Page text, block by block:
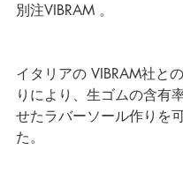
別注VIBRAM 。
イタリアの VIBRAM社と
りにより、生ゴムの含有
せたラバーソール作りを
た。